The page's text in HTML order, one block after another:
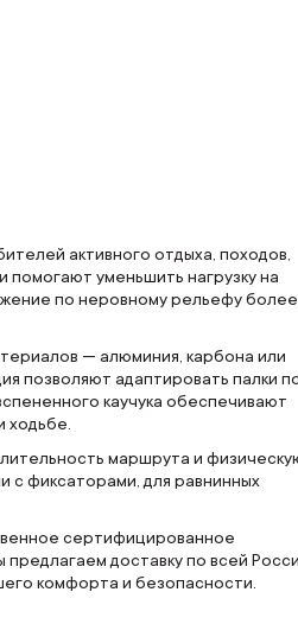
активного отдыха, походов,
уменьшить нагрузку на
по неровному рельефу более
— алюминия, карбона или
позволяют адаптировать палки
каучука обеспечивают
ходьбе.
маршрута и
с фиксаторами, для равнинных
сертифицированное
доставку по всей
комфорта и безопасности.